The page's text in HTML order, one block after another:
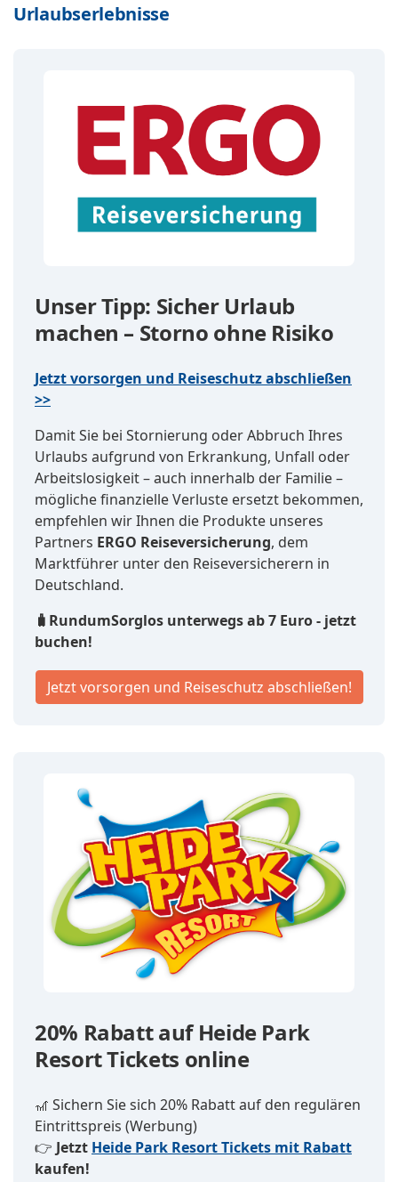
Urlaubserlebnisse
Unser Tipp: Sicher Urlaub
machen – Storno ohne Risiko
Jetzt vorsorgen und Reiseschutz abschließen
>>
Damit Sie bei Stornierung oder Abbruch Ihres
Urlaubs aufgrund von Erkrankung, Unfall oder
Arbeitslosigkeit – auch innerhalb der Familie –
mögliche finanzielle Verluste ersetzt bekommen,
empfehlen wir Ihnen die Produkte unseres
Partners ERGO Reiseversicherung, dem
Marktführer unter den Reiseversicherern in
Deutschland.
🧳RundumSorglos unterwegs ab 7 Euro - jetzt
buchen!
Jetzt vorsorgen und Reiseschutz abschließen!
20% Rabatt auf Heide Park
Resort Tickets online
🎢 Sichern Sie sich 20% Rabatt auf den regulären
Eintrittspreis (Werbung)
👉 Jetzt Heide Park Resort Tickets mit Rabatt
kaufen!